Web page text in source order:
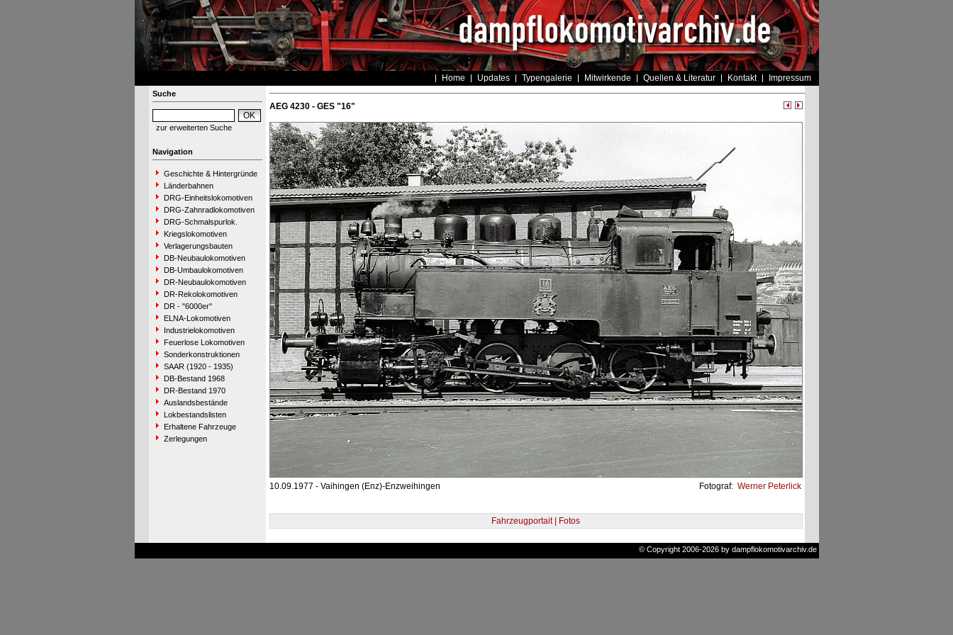
Home Updates Typengalerie Mitwirkende Quellen & Literatur Kontakt Impressum
Suche
zur erweiterten Suche
Navigation
Geschichte & Hintergründe
Länderbahnen
DRG-Einheitslokomotiven
DRG-Zahnradlokomotiven
DRG-Schmalspurlok.
Kriegslokomotiven
Verlagerungsbauten
DB-Neubaulokomotiven
DB-Umbaulokomotiven
DR-Neubaulokomotiven
DR-Rekolokomotiven
DR - "6000er"
ELNA-Lokomotiven
Industrielokomotiven
Feuerlose Lokomotiven
Sonderkonstruktionen
SAAR (1920 - 1935)
DB-Bestand 1968
DR-Bestand 1970
Auslandsbestände
Lokbestandslisten
Erhaltene Fahrzeuge
Zerlegungen
AEG 4230 - GES "16"
10.09.1977 - Vaihingen (Enz)-Enzweihingen Fotograf: Werner Peterlick
Fahrzeugportait | Fotos
© Copyright 2006-2026 by dampflokomotivarchiv.de